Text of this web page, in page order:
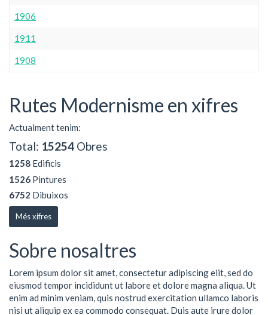
1906
1911
1908
Rutes Modernisme en xifres
Actualment tenim:
Total: 15254 Obres
1258 Edificis
1526 Pintures
6752 Dibuixos
Més xifres
Sobre nosaltres
Lorem ipsum dolor sit amet, consectetur adipiscing elit, sed do
eiusmod tempor incididunt ut labore et dolore magna aliqua. Ut
enim ad minim veniam, quis nostrud exercitation ullamco laboris
nisi ut aliquip ex ea commodo consequat. Duis aute irure dolor